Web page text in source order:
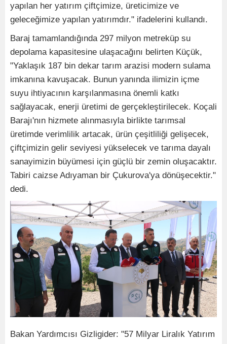
yapılan her yatırım çiftçimize, üreticimize ve
geleceğimize yapılan yatırımdır." ifadelerini kullandı.
Baraj tamamlandığında 297 milyon metreküp su
depolama kapasitesine ulaşacağını belirten Küçük,
"Yaklaşık 187 bin dekar tarım arazisi modern sulama
imkanına kavuşacak. Bunun yanında ilimizin içme
suyu ihtiyacının karşılanmasına önemli katkı
sağlayacak, enerji üretimi de gerçekleştirilecek. Koçali
Barajı'nın hizmete alınmasıyla birlikte tarımsal
üretimde verimlilik artacak, ürün çeşitliliği gelişecek,
çiftçimizin gelir seviyesi yükselecek ve tarıma dayalı
sanayimizin büyümesi için güçlü bir zemin oluşacaktır.
Tabiri caizse Adıyaman bir Çukurova'ya dönüşecektir."
dedi.
Bakan Yardımcısı Gizligider: "57 Milyar Liralık Yatırım